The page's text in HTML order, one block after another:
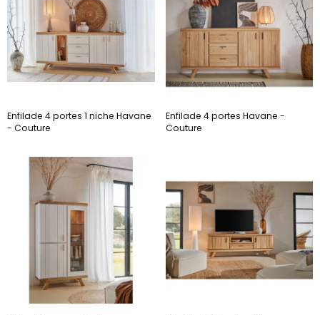
Enfilade 4 portes 1 niche Havane
- Couture
Enfilade 4 portes Havane -
Couture